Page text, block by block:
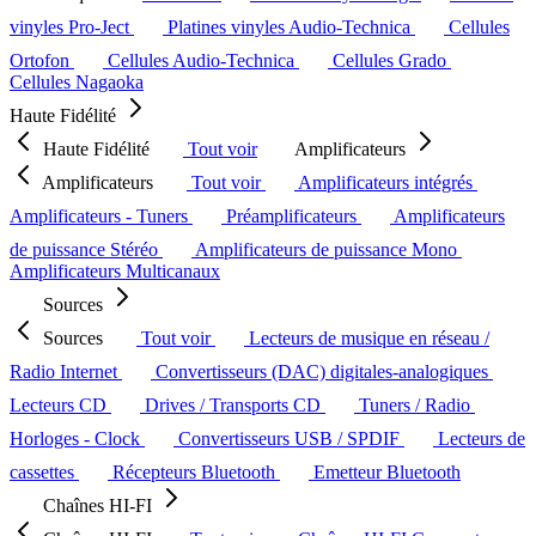
vinyles Pro-Ject
Platines vinyles Audio-Technica
Cellules
Ortofon
Cellules Audio-Technica
Cellules Grado
Cellules Nagaoka
Haute Fidélité
Haute Fidélité
Tout voir
Amplificateurs
Amplificateurs
Tout voir
Amplificateurs intégrés
Amplificateurs - Tuners
Préamplificateurs
Amplificateurs
de puissance Stéréo
Amplificateurs de puissance Mono
Amplificateurs Multicanaux
Sources
Sources
Tout voir
Lecteurs de musique en réseau /
Radio Internet
Convertisseurs (DAC) digitales-analogiques
Lecteurs CD
Drives / Transports CD
Tuners / Radio
Horloges - Clock
Convertisseurs USB / SPDIF
Lecteurs de
cassettes
Récepteurs Bluetooth
Emetteur Bluetooth
Chaînes HI-FI